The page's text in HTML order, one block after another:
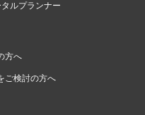
ルプランナー
方へ
ご検討の方へ